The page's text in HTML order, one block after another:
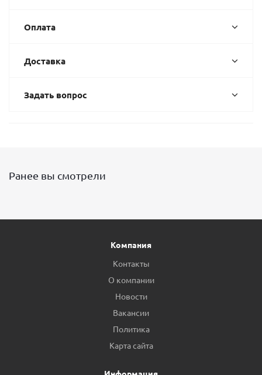
Оплата
Доставка
Задать вопрос
Ранее вы смотрели
Компания
Контакты
О компании
Новости
Вакансии
Политика
Карта сайта